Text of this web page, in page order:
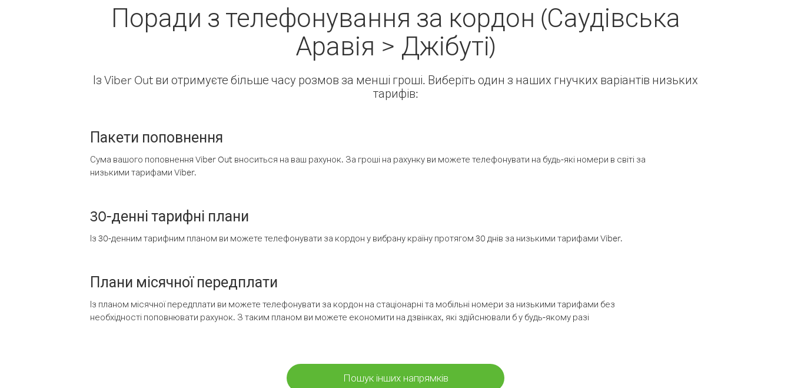
Поради з телефонування за кордон (Саудівська
Аравія > Джібуті)
Із Viber Out ви отримуєте більше часу розмов за менші гроші. Виберіть один з наших гнучких варіантів низьких
тарифів:
Пакети поповнення
Сума вашого поповнення Viber Out вноситься на ваш рахунок. За гроші на рахунку ви можете телефонувати на будь-які номери в світі за
низькими тарифами Viber.
30-денні тарифні плани
Із 30-денним тарифним планом ви можете телефонувати за кордон у вибрану країну протягом 30 днів за низькими тарифами Viber.
Плани місячної передплати
Із планом місячної передплати ви можете телефонувати за кордон на стаціонарні та мобільні номери за низькими тарифами без
необхідності поповнювати рахунок. З таким планом ви можете економити на дзвінках, які здійснювали б у будь-якому разі
Пошук інших напрямків